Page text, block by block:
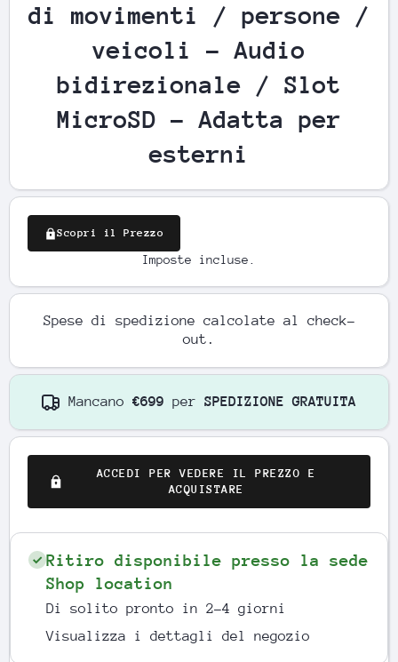
di movimenti / persone /
veicoli - Audio
bidirezionale / Slot
MicroSD - Adatta per
esterni
Scopri il Prezzo
Imposte incluse.
Spese di spedizione calcolate al check-
out.
Mancano €699 per SPEDIZIONE GRATUITA
ACCEDI PER VEDERE IL PREZZO E
ACQUISTARE
Ritiro disponibile presso la sede
Shop location
Di solito pronto in 2-4 giorni
Visualizza i dettagli del negozio